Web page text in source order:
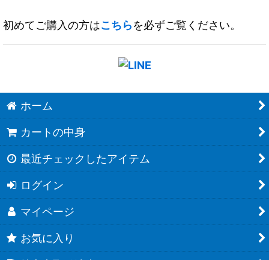
初めてご購入の方はこちらを必ずご覧ください。
ホーム
カートの中身
最近チェックしたアイテム
ログイン
マイページ
お気に入り